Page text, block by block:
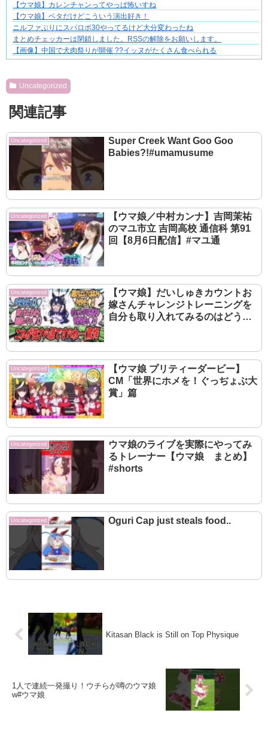
【ウマ娘】カレンチャンってやっぱ怖いすね
【ウマ娘】ベタだけどこういう演出好き！
ニルファぶりにスパロボ30やってるけど大分変わったね
まとめチェッカーは閉鎖しました。RSSの解除をお願いします。
【画像】中国で犬肉祭りが開催 ??イッヌがたくさん食べられる
Uncategorized
関連記事
Uncategorized
Super Creek Want Goo Goo
Babies?!#umamusume
Uncategorized
【ウマ娘／中村カンナ】吉岡茉祐
のマユ市立 吉岡高校 通信科 第91
回【8月6日配信】#マユ通
Uncategorized
【ウマ娘】だいしゅきカウントお
嫁さんチャレンジトレーニングを
自分も取り入れてみるのはどうか
ののジェンティルに大差勝ちの成
果を出すヴィルシーナ
Uncategorized
【ウマ娘 プリティーダービー】
CM「世界にホメを！ぐっぢょぶ大
賞」篇
Uncategorized
ウマ娘のライブを実際にやってみ
るトレーナー【ウマ娘 まとめ】
#shorts
Uncategorized Oguri Cap just steals food..
Kitasan Black is Still on Top Physique
1人で連続一発撮り！ウチらが噂のウマ娘
w#ウマ娘